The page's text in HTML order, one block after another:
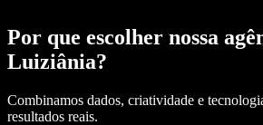
Por que escolher nossa
Luiziânia?
Combinamos dados, criatividade e
resultados reais.